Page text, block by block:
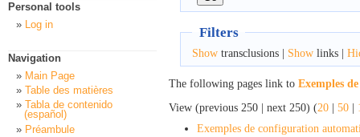
Filters
Showtransclusions | Showlinks |
The following pages link to Exemples
View (previous 250 | next 250) (20 | 50 |
Exemples de configuration
Personal tools
Log in
Navigation
Main Page
Table des matières
Tabla de contenido
(español)
Préambule